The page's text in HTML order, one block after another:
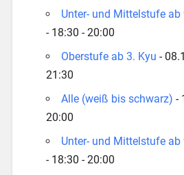
Unter- und Mittelstufe ab
- 18:30 - 20:00
Oberstufe ab 3. Kyu -
21:30
Alle (weiß bis schwarz) -
20:00
Unter- und Mittelstufe ab
- 18:30 - 20:00